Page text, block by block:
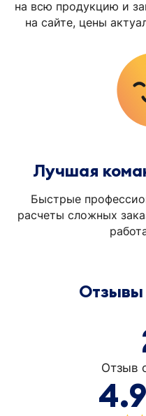
на всю продукцию и
на сайте, цены
Лучшая
Быстрые
расчеты сложных
Отзыв